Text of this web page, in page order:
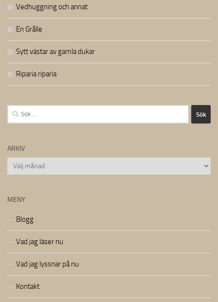
Vedhuggning och annat
En Grålle
Sytt västar av gamla dukar
Riparia riparia
Sök
efter:
ARKIV
Arkiv
MENY
Blogg
Vad jag läser nu
Vad jag lyssnar på nu
Kontakt